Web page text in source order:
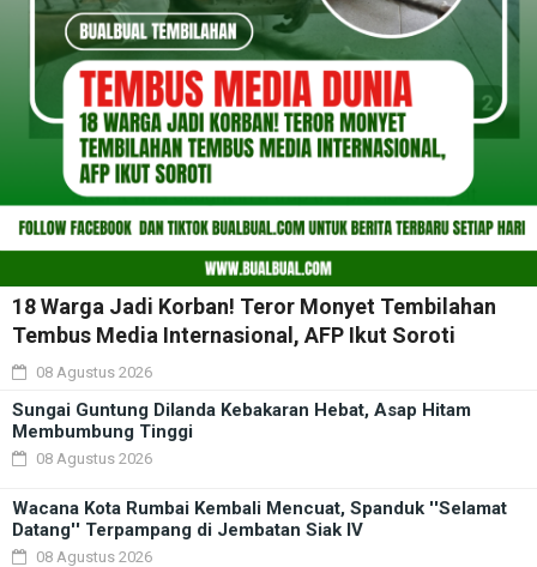
18 Warga Jadi Korban! Teror Monyet Tembilahan
Tembus Media Internasional, AFP Ikut Soroti
08 Agustus 2026
Sungai Guntung Dilanda Kebakaran Hebat, Asap Hitam
Membumbung Tinggi
08 Agustus 2026
Wacana Kota Rumbai Kembali Mencuat, Spanduk ''Selamat
Datang'' Terpampang di Jembatan Siak IV
08 Agustus 2026